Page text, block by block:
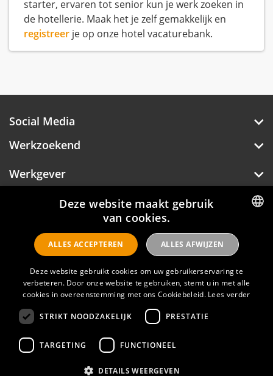
starter, ervaren tot senior kun je werk zoeken in
de hotellerie. Maak het je zelf gemakkelijk en
registreer je op onze hotel vacaturebank.
Social Media
Werkzoekend
Werkgever
Over Hotelprofessionals
Hotelprofessionals
FAQ
Privacyverklaring
Contact
Gebruikersvoorwaarden
DUTCH
ENGLISH
Deze website maakt gebruik
van cookies.
Deze website gebruikt cookies om uw gebruikerservaring te
verbeteren. Door onze website te gebruiken, stemt u in met alle
cookies in overeenstemming met ons Cookiebeleid. Lees verder
STRIKT NOODZAKELIJK PRESTATIE
TARGETING FUNCTIONEEL
ALLES ACCEPTEREN ALLES AFWIJZEN
DETAILS WEERGEVEN